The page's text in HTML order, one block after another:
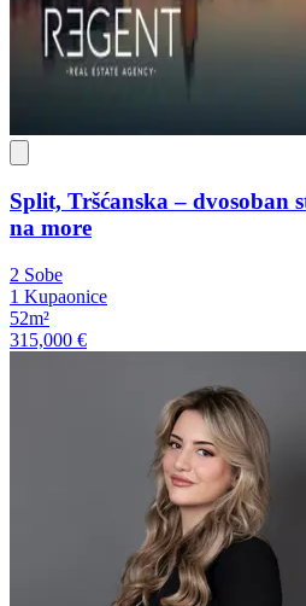
Split, Tršćanska – dvosoban
na more
2 Sobe
1 Kupaonice
52m²
315,000 €